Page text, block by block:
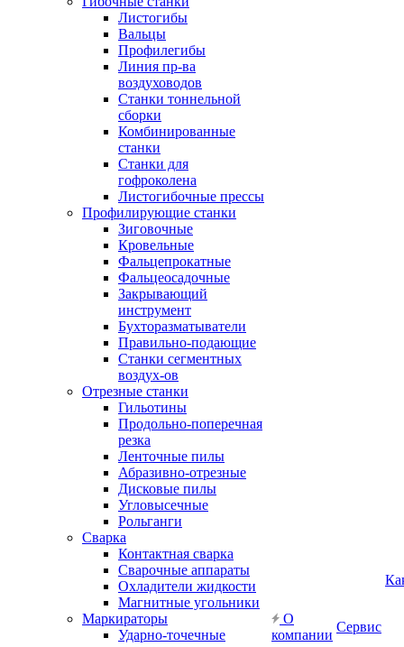
Листогибы
Вальцы
Профилегибы
Линия пр-ва
воздуховодов
Станки тоннельной
сборки
Комбинированные
станки
Станки для
гофроколена
Листогибочные прессы
Профилирующие станки
Зиговочные
Кровельные
Фальцепрокатные
Фальцеосадочные
Закрывающий
инструмент
Бухторазматыватели
Правильно-подающие
Станки сегментных
воздух-ов
Отрезные станки
Гильотины
Продольно-поперечная
резка
Ленточные пилы
Абразивно-отрезные
Дисковые пилы
Угловысечные
Рольганги
Сварка
Контактная сварка
Сварочные аппараты
Охладители жидкости
Магнитные угольники
Маркираторы
Ударно-точечные
О
компании
Сервис